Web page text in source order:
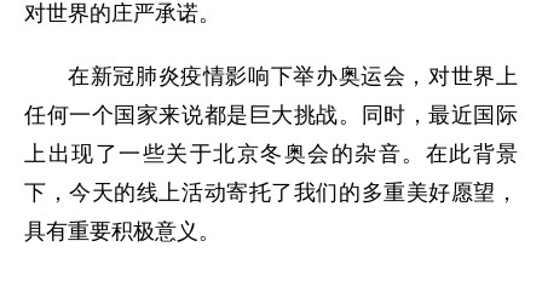
对世界的庄严承诺。
在新冠肺炎疫情影响下举办奥运会，对世界上
任何一个国家来说都是巨大挑战。同时，最近国际
上出现了一些关于北京冬奥会的杂音。在此背景
下，今天的线上活动寄托了我们的多重美好愿望，
具有重要积极意义。